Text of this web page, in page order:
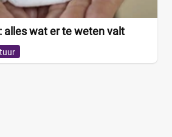
alles wat er te weten valt